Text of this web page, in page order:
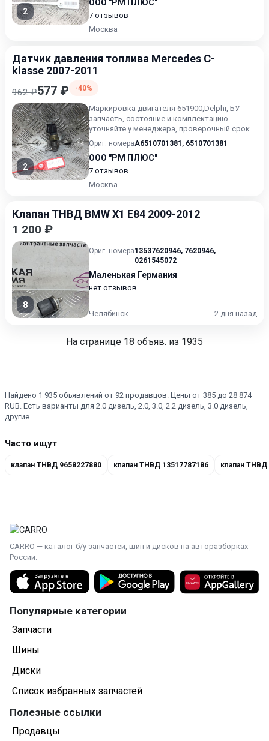
2
ООО "РМ ПЛЮС"
7 отзывов
Москва
Датчик давления топлива Mercedes C-
klasse 2007-2011
962 ₽577 ₽ -40%
2
Маркировка двигателя 651900,Delphi, БУ
запчасть, состояние и комплектацию
уточняйте у менеджера, проверочный срок
от 14 до 30 дней.
Ориг. номераA6510701381 , 6510701381
ООО "РМ ПЛЮС"
7 отзывов
Москва
Клапан ТНВД BMW X1 E84 2009-2012
1 200 ₽
8
Ориг. номера13537620946, 7620946,
0261545072
Маленькая Германия
нет отзывов
Челябинск 2 дня назад
На странице 18 объяв. из 1935
Найдено 1 935 объявлений от 92 продавцов. Цены от 385 до 28 874
RUB. Есть варианты для 2.0 дизель, 2.0, 3.0, 2.2 дизель, 3.0 дизель,
другие.
Часто ищут
клапан ТНВД 9658227880 клапан ТНВД 13517787186 клапан ТНВД
CARRO — каталог б/у запчастей, шин и дисков на авторазборках
России.
Популярные категории
Запчасти
Шины
Диски
Список избранных запчастей
Полезные ссылки
Продавцы